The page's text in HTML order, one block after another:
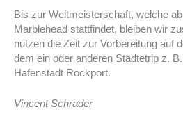
Bis zur Weltmeisterschaft, welche
Marblehead stattfindet, bleiben wir
nutzen die Zeit zur Vorbereitung auf
dem ein oder anderen Städtetrip z.
Hafenstadt Rockport.
Vincent Schrader